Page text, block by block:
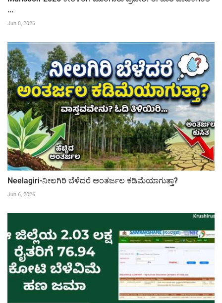
...
Jun 8, 2026
Neelagiri-ನೀಲಗಿರಿ ಬೆಳೆದರೆ ಅಂತರ್ಜಲ ಕಡಿಮೆಯಾಗುತ್ತಾ?
Jun 6, 2026